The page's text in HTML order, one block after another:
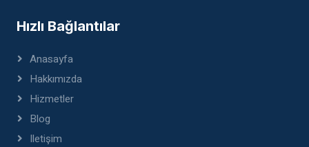
Hızlı Bağlantılar
Anasayfa
Hakkımızda
Hizmetler
Blog
Iletişim